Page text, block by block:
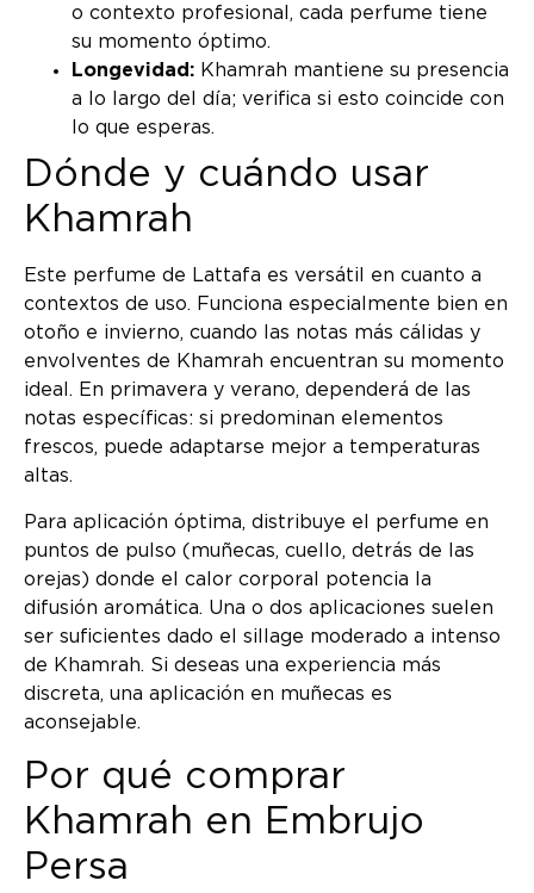
o contexto profesional, cada perfume tiene
su momento óptimo.
Longevidad: Khamrah mantiene su presencia
a lo largo del día; verifica si esto coincide con
lo que esperas.
Dónde y cuándo usar
Khamrah
Este perfume de Lattafa es versátil en cuanto a
contextos de uso. Funciona especialmente bien en
otoño e invierno, cuando las notas más cálidas y
envolventes de Khamrah encuentran su momento
ideal. En primavera y verano, dependerá de las
notas específicas: si predominan elementos
frescos, puede adaptarse mejor a temperaturas
altas.
Para aplicación óptima, distribuye el perfume en
puntos de pulso (muñecas, cuello, detrás de las
orejas) donde el calor corporal potencia la
difusión aromática. Una o dos aplicaciones suelen
ser suficientes dado el sillage moderado a intenso
de Khamrah. Si deseas una experiencia más
discreta, una aplicación en muñecas es
aconsejable.
Por qué comprar
Khamrah en Embrujo
Persa